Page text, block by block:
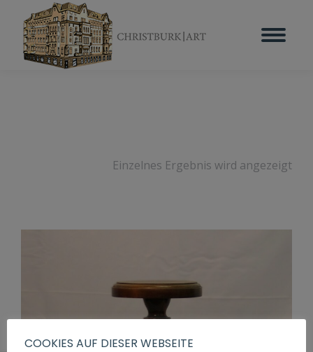
Einzelnes Ergebnis wird angezeigt
COOKIES AUF DIESER WEBSEITE